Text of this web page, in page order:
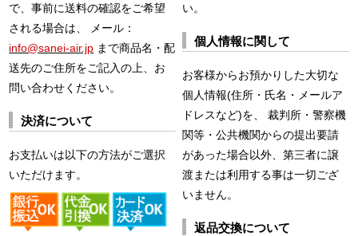
で、事前に送料の確認をご希望
される場合は、 メール：
info@sanei-air.jp まで商品名・配
送先のご住所をご記入の上、お
問い合わせください。
決済について
お支払いは以下の方法がご選択
いただけます。
い。
個人情報に関して
お客様からお預かりした大切な
個人情報(住所・氏名・メールア
ドレスなど)を、 裁判所・警察機
関等・公共機関からの提出要請
があった場合以外、第三者に譲
渡または利用する事は一切ござ
いません。
返品交換について